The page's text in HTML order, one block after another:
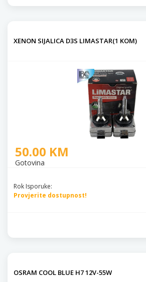
XENON SIJALICA D3S LIMASTAR(1 KOM)
50.00 KM
Gotovina
Rok Isporuke:
Provjerite dostupnost!
OSRAM COOL BLUE H7 12V-55W